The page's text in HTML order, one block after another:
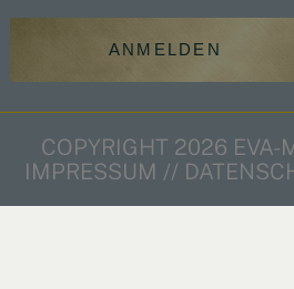
ANMELDEN
COPYRIGHT 2026 EVA-
IMPRESSUM //